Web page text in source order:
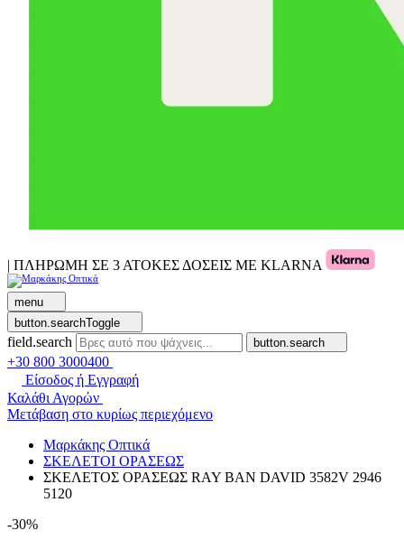
| ΠΛΗΡΩΜΗ ΣΕ 3 ΑΤΟΚΕΣ ΔΟΣΕΙΣ ΜΕ KLARNA
menu
button.searchToggle
field.search button.search
+30 800 3000400
Είσοδος ή Εγγραφή
Καλάθι Αγορών
Μετάβαση στο κυρίως περιεχόμενο
Μαρκάκης Οπτικά
ΣΚΕΛΕΤΟΙ ΟΡΑΣΕΩΣ
ΣΚΕΛΕΤΟΣ ΟΡΑΣΕΩΣ RAY BAN DAVID 3582V 2946
5120
-30%